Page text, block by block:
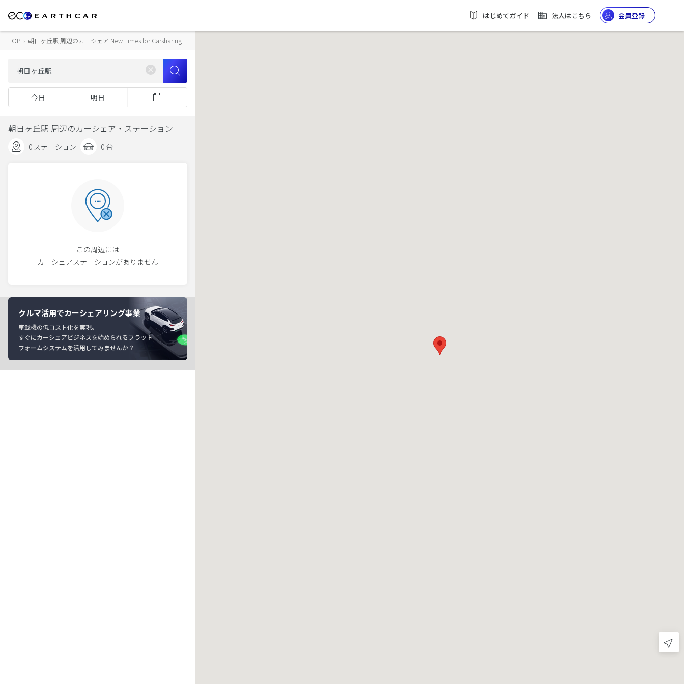
はじめてガイド 法人はこちら 会員登録
TOP › 朝日ヶ丘駅 周辺のカーシェア New Times for Carsharing
今日 明日
朝日ヶ丘駅 周辺のカーシェア・ステーション
0 ステーション 0 台
この周辺には
カーシェアステーションがありません
クルマ活用でカーシェアリング事業
車載機の低コスト化を実現。
すぐにカーシェアビジネスを始められるプラット
フォームシステムを活用してみませんか？